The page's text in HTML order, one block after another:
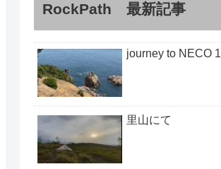
RockPath 最新記事
journey to NECO 1
里山にて